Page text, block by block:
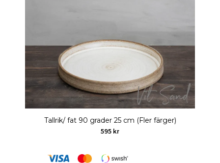
Tallrik/ fat 90 grader 25 cm (Fler färger)
595 kr